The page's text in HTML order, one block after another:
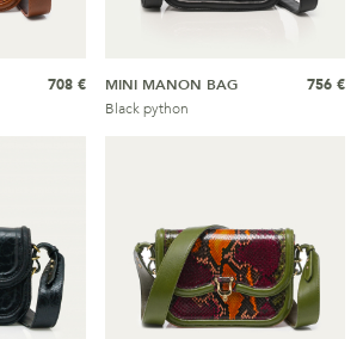
708 €
MINI MANON BAG
Black python
756 €